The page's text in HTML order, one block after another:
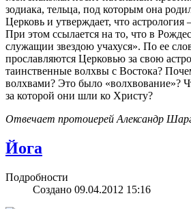
зодиака, тельца, под которым она
Церковь и утверждает, что
При этом ссылается на то, что в
служащии звездою учахуся». По ее
прославляются Церковью за свою
таинственные волхвы с Востока?
волхвами? Это было «волхвование»?
за которой они шли ко Христу?
Отвечает протоиерей Александр
Йога
Подробности
Создано 09.04.2012 15:16